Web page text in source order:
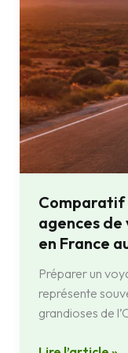
Comparatif
agences de
en France
Préparer un
représente
grandioses de
voyages
pour
l’Amérique
en
France
au
banc